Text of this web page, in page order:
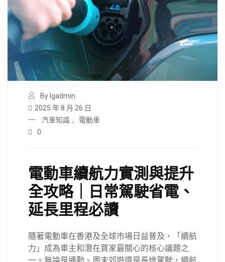
By lgadmin
2025 年 8 月 26 日
汽車知識 ,
電動車
0
電動車續航力實測與提升
全攻略｜日常駕駛省電、
延長里程必讀
隨著電動車在香港及全球市場日益普及，「續航
力」成為車主和潛在買家最關心的核心議題之